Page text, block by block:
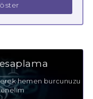
hemen burcunuzu